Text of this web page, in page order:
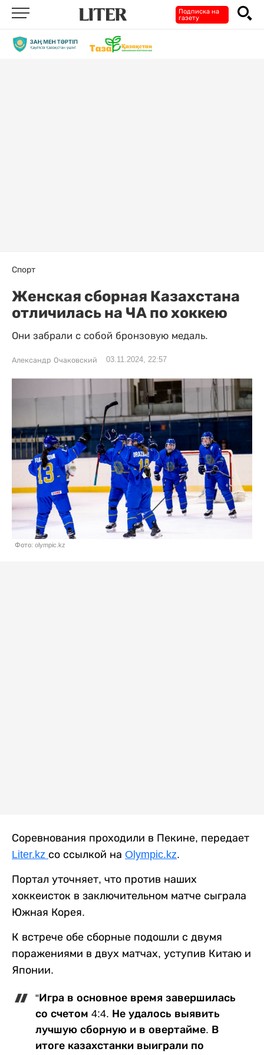
Подписка на
газету
Спорт
Женская сборная Казахстана
отличилась на ЧА по хоккею
Они забрали с собой бронзовую медаль.
Александр Очаковский 03.11.2024, 22:57
Фото: olympic.kz
Соревнования проходили в Пекине, передает
Liter.kz со ссылкой на Olympic.kz.
Портал уточняет, что против наших
хоккеисток в заключительном матче сыграла
Южная Корея.
К встрече обе сборные подошли с двумя
поражениями в двух матчах, уступив Китаю и
Японии.
“Игра в основное время завершилась
со счетом 4:4. Не удалось выявить
лучшую сборную и в овертайме. В
итоге казахстанки выиграли по